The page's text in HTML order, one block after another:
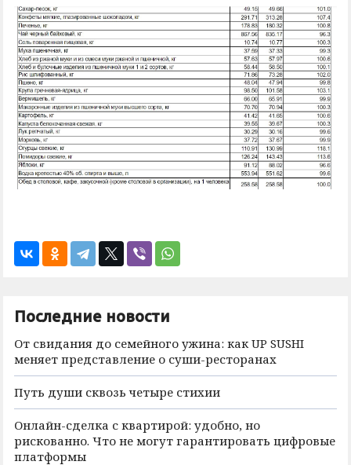
Последние новости
От свидания до семейного ужина: как UP SUSHI
меняет представление о суши-ресторанах
Путь души сквозь четыре стихии
Онлайн-сделка с квартирой: удобно, но
рискованно. Что не могут гарантировать цифровые
платформы